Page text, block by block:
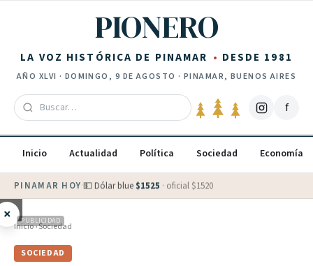
PIONERO
LA VOZ HISTÓRICA DE PINAMAR DESDE 1981
AÑO XLVI · DOMINGO, 9 DE AGOSTO · PINAMAR, BUENOS AIRES
f
Inicio Actualidad Política Sociedad Economía
PINAMAR HOY·💵 Dólar blue $1525 · oficial $1520
× PUBLICIDAD
Inicio›Sociedad
SOCIEDAD